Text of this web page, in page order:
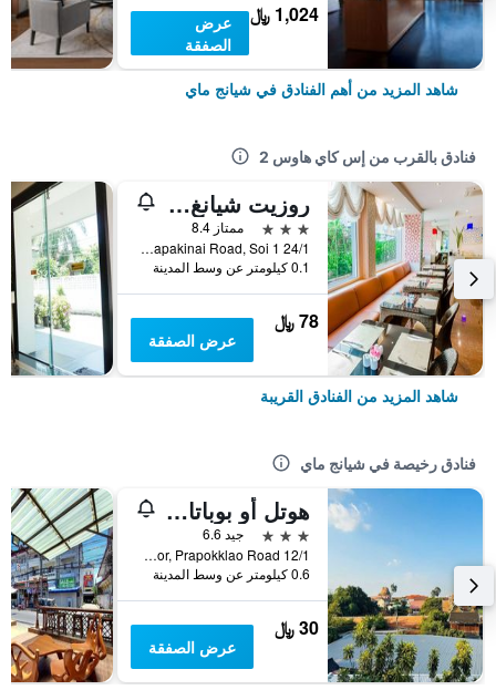
1,024 ﷼
عرض
الصفقة
شاهد المزيد من أهم الفنادق في شيانج ماي
فنادق بالقرب من إس كاي هاوس 2
روزيت شيانغ ماي
3 نجوم
ممتاز 8.4
24/1 Ratchapakinai Road, Soi 1, شيانج ماي, تايلاند
0.1 كيلومتر عن وسط المدينة
78 ﷼
عرض الصفقة
شاهد المزيد من الفنادق القريبة
فنادق رخيصة في شيانج ماي
هوتل أو بوباتارا تشيانغماي
3 نجوم
جيد 6.6
12/1 Soi 4 Kor, Prapokklao Road, شيانج ماي, تايلاند
0.6 كيلومتر عن وسط المدينة
30 ﷼
عرض الصفقة